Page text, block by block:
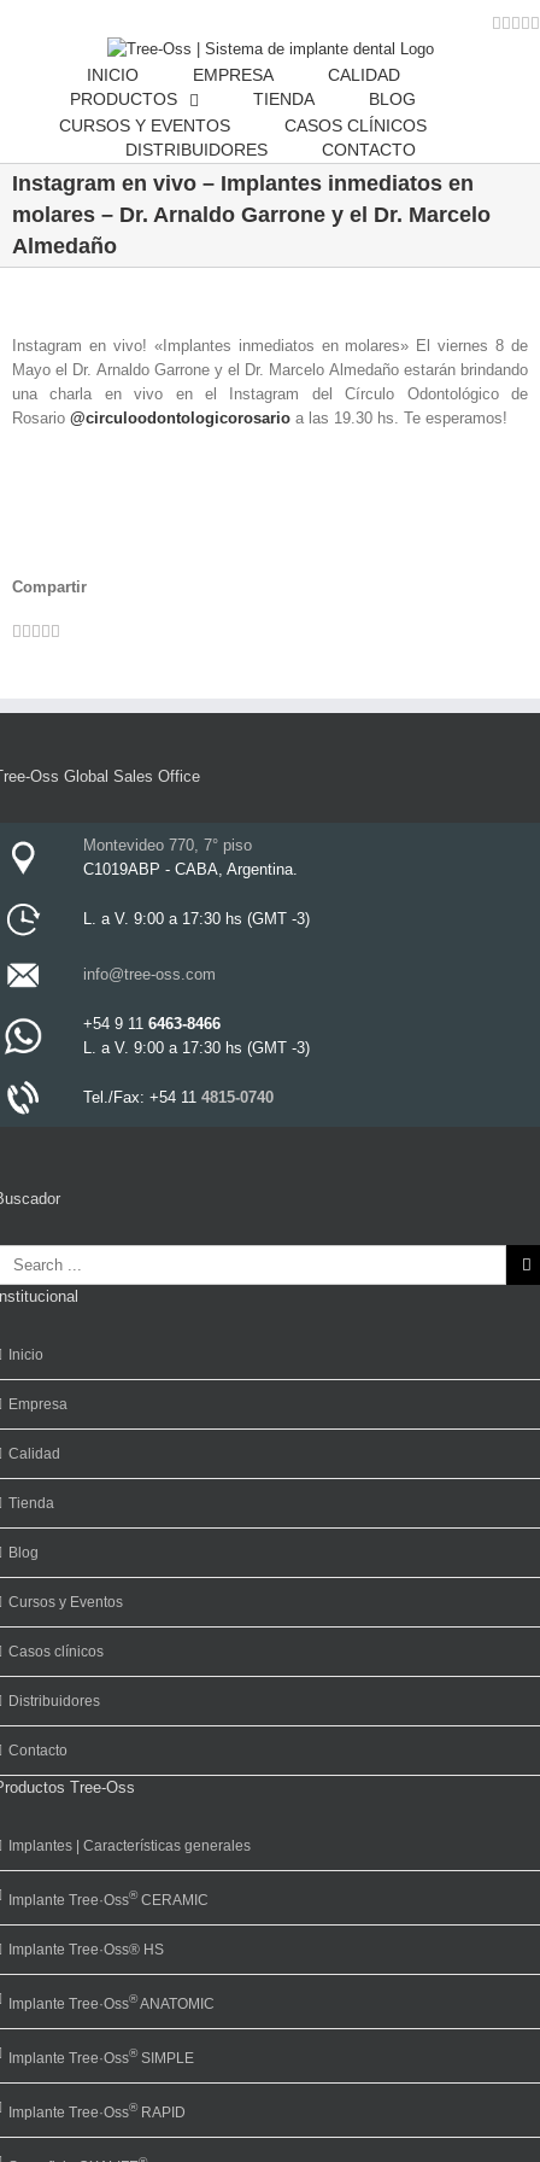
INICIO EMPRESA
CALIDAD
PRODUCTOS
TIENDA
BLOG
CURSOS Y EVENTOS
CASOS CLÍNICOS
DISTRIBUIDORES
CONTACTO
Instagram en vivo – Implantes inmediatos en
molares – Dr. Arnaldo Garrone y el Dr. Marcelo
Almedaño
Instagram en vivo! «Implantes inmediatos en molares» El viernes 8 de
Mayo el Dr. Arnaldo Garrone y el Dr. Marcelo Almedaño estarán brindando
una charla en vivo en el Instagram del Círculo Odontológico de
Rosario @circuloodontologicorosario a las 19.30 hs. Te esperamos!
Compartir
Facebook
Twitter
LinkedIn
Whatsapp
Pinterest
Oss Global Sales Office
Montevideo 770, 7° piso
C1019ABP - CABA, Argentina.
L. a V. 9:00 a 17:30 hs (GMT -3)
info@tree-oss.com
+54 9 11 6463-8466
L. a V. 9:00 a 17:30 hs (GMT -3)
Tel./Fax: +54 11 4815-0740
Inicio
Empresa
Calidad
Tienda
Blog
Cursos y Eventos
Casos clínicos
Distribuidores
Contacto
Tree-Oss
Implantes | Características generales
Implante Tree·Oss®CERAMIC
Implante Tree·Oss® HS
Implante Tree·Oss®ANATOMIC
Implante Tree·Oss®SIMPLE
Implante Tree·Oss®RAPID